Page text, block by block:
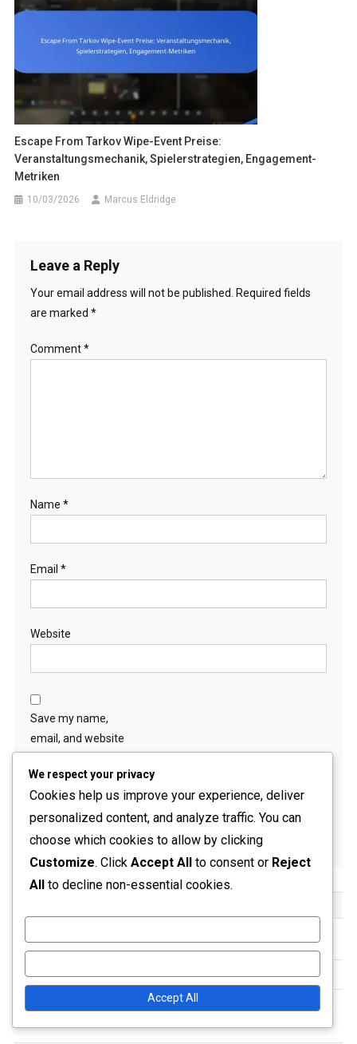
Escape From Tarkov Wipe-Event Preise:
Veranstaltungsmechanik, Spielerstrategien, Engagement-
Metriken
10/03/2026 Marcus Eldridge
Leave a Reply
Your email address will not be published.
Required fields
are marked *
Comment*
Name *
Email *
Website
Save my name,
email, and website
the next time I
comment.
Alle Inhalte
Kontaktieren Sie uns
We respect your privacy
Cookies help us improve your experience, deliver
personalized content, and analyze traffic. You can
choose which cookies to allow by clicking
Customize. Click Accept All to consent or Reject
All to decline non-essential cookies.
Accept All